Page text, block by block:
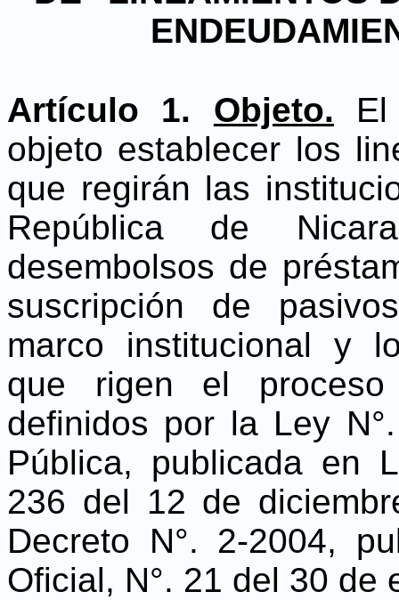
Artículo 1. Objeto. El
objeto establecer los
que regirán las
República de
desembolsos de
suscripción de
marco institucional y
que rigen el proceso
definidos por la Ley
Pública, publicada en
236 del 12 de
Decreto N°. 2-2004,
Oficial, N°. 21 del 30 de